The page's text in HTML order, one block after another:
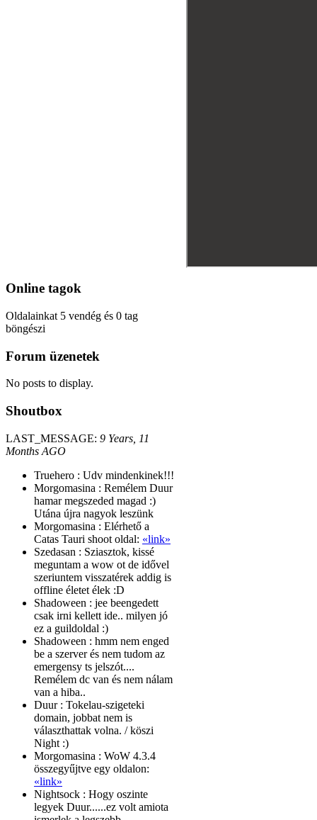
Online tagok
Oldalainkat 5 vendég és 0 tag
böngészi
Forum üzenetek
No posts to display.
Shoutbox
LAST_MESSAGE: 9 Years, 11
Months AGO
Truehero : Udv mindenkinek!!!
Morgomasina : Remélem Duur
hamar megszeded magad :)
Utána újra nagyok leszünk
Morgomasina : Elérhető a
Catas Tauri shoot oldal: «link»
Szedasan : Sziasztok, kissé
meguntam a wow ot de idővel
szeriuntem visszatérek addig is
offline életet élek :D
Shadoween : jee beengedett
csak irni kellett ide.. milyen jó
ez a guildoldal :)
Shadoween : hmm nem enged
be a szerver és nem tudom az
emergensy ts jelszót....
Remélem dc van és nem nálam
van a hiba..
Duur : Tokelau-szigeteki
domain, jobbat nem is
választhattak volna. / köszi
Night :)
Morgomasina : WoW 4.3.4
összegyűjtve egy oldalon:
«link»
Nightsock : Hogy oszinte
legyek Duur......ez volt amiota